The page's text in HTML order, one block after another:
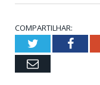
COMPARTILHAR:
Twitter
Email